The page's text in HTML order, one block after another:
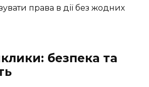
права в дії без жодних
безпека та